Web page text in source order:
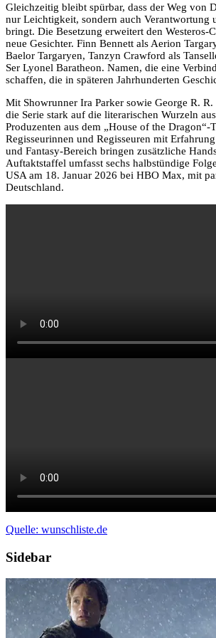
Gleichzeitig bleibt spürbar, dass der Weg von
nur Leichtigkeit, sondern auch Verantwortung
bringt. Die Besetzung erweitert den Westeros-
neue Gesichter. Finn Bennett als Aerion
Baelor Targaryen, Tanzyn Crawford als
Ser Lyonel Baratheon. Namen, die eine
schaffen, die in späteren Jahrhunderten
Mit Showrunner Ira Parker sowie George R.
die Serie stark auf die literarischen Wurzeln
Produzenten aus dem „House of the Dragon“-
Regisseurinnen und Regisseuren mit
und Fantasy-Bereich bringen zusätzliche
Auftaktstaffel umfasst sechs halbstündige
USA am 18. Januar 2026 bei HBO Max, mit
Deutschland.
Quelle: wunschliste.de
Sidebar